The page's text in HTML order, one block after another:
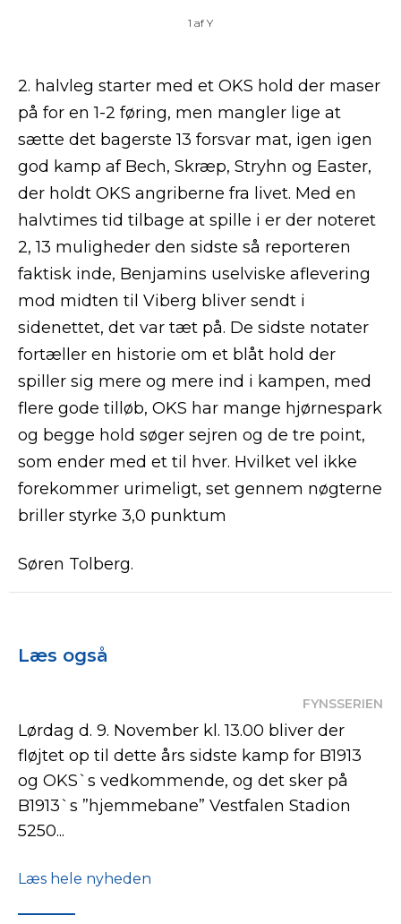
1 af Y
2. halvleg starter med et OKS hold der maser
på for en 1-2 føring, men mangler lige at
sætte det bagerste 13 forsvar mat, igen igen
god kamp af Bech, Skræp, Stryhn og Easter,
der holdt OKS angriberne fra livet. Med en
halvtimes tid tilbage at spille i er der noteret
2, 13 muligheder den sidste så reporteren
faktisk inde, Benjamins uselviske aflevering
mod midten til Viberg bliver sendt i
sidenettet, det var tæt på. De sidste notater
fortæller en historie om et blåt hold der
spiller sig mere og mere ind i kampen, med
flere gode tilløb, OKS har mange hjørnespark
og begge hold søger sejren og de tre point,
som ender med et til hver. Hvilket vel ikke
forekommer urimeligt, set gennem nøgterne
briller styrke 3,0 punktum
Søren Tolberg.
Læs også
FYNSSERIEN
Lørdag d. 9. November kl. 13.00 bliver der
fløjtet op til dette års sidste kamp for B1913
og OKS`s vedkommende, og det sker på
B1913`s ”hjemmebane” Vestfalen Stadion
5250...
Læs hele nyheden